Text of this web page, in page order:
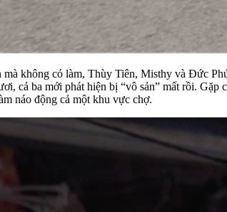
không có làm, Thùy Tiên, Misthy và Đức
cả ba mới phát hiện bị “vô sản” mất rồi.
náo động cả một khu vực chợ.